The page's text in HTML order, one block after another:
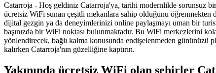
Catarroja - Hoş geldiniz Catarroja'ya, tarihi modernlikle sorunsuz
ücretsiz WiFi sunan çeşitli mekanlara sahip olduğunu
dijital gezgin ya da deneyimlerinizi online paylaşmayı uman bir
başınızda bir WiFi noktası bulunmaktadır. Bu WiFi merkezlerini
yönlendirecek, bağlı kalma konusunda endişelenmeden gününüzü
kalırken Catarroja'nın güzelliğine kaptırın.
Yakınında ücretsiz WiFi olan şehirler